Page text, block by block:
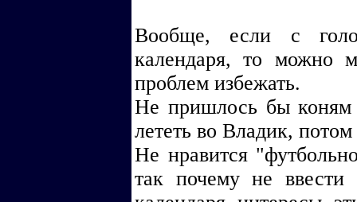
Вообще, если с
календаря, то можно
проблем избежать.
Не пришлось бы
лететь во Владик,
Не нравится
так почему не ввести